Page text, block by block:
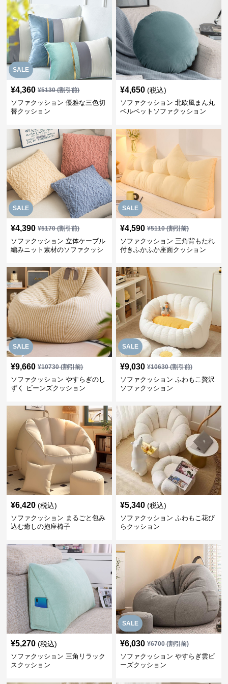
SALE
¥4,360 ¥5130(割引前)
ソファクッション 優雅な三色切
替クッション
¥4,650 (税込)
ソファクッション 北欧風まん丸
ベルベットソファクッション
SALE
¥4,390 ¥5170(割引前)
ソファクッション 立体ケーブル
編みニット素材のソファクッシ
SALE
¥4,590 ¥5110(割引前)
ソファクッション 三角背もたれ
付きふかふか座面クッション
SALE
¥9,660 ¥10730(割引前)
ソファクッション やすらぎのし
ずく ビーンズクッション
SALE
¥9,030 ¥10630(割引前)
ソファクッション ふわもこ贅沢
ソファクッション
¥6,420 (税込)
ソファクッション まるごと包み
込む癒しの抱座椅子
¥5,340 (税込)
ソファクッション ふわもこ花び
らクッション
¥5,270 (税込)
ソファクッション 三角リラック
スクッション
SALE
¥6,030 ¥6700(割引前)
ソファクッション やすらぎ雲ビ
ーズクッション